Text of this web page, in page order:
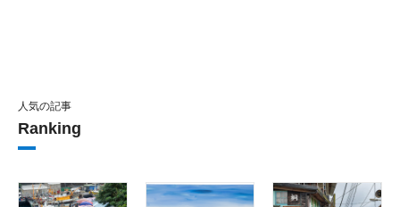
人気の記事
Ranking